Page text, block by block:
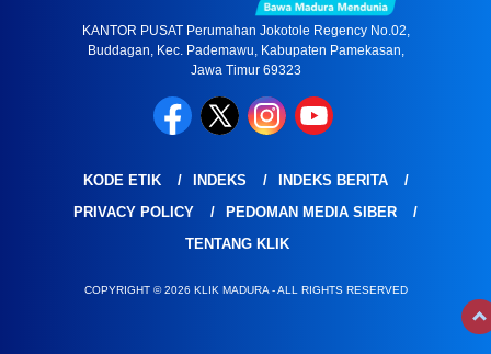
KANTOR PUSAT Perumahan Jokotole Regency No.02,
Buddagan, Kec. Pademawu, Kabupaten Pamekasan,
Jawa Timur 69323
KODE ETIK INDEKS
INDEKS BERITA
PRIVACY POLICY
PEDOMAN MEDIA SIBER
TENTANG KLIK
COPYRIGHT © 2026 KLIK MADURA - ALL RIGHTS RESERVED